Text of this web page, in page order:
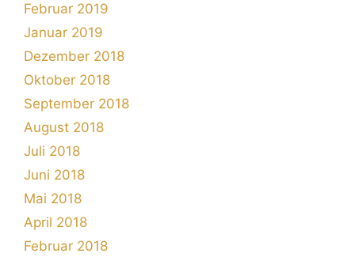
Februar 2019
Januar 2019
Dezember 2018
Oktober 2018
September 2018
August 2018
Juli 2018
Juni 2018
Mai 2018
April 2018
Februar 2018